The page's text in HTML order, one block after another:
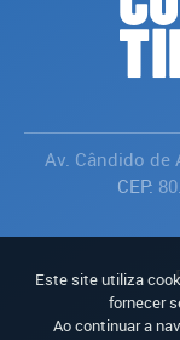
Av. Cândido de
CEP:
Este site utiliza
fornecer
Ao continuar a